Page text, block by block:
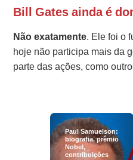
Bill Gates ainda é
Não exatamente. Ele foi o
hoje não participa mais da
parte das ações, como
Paul Samuelson:
biografia, prêmio
Nobel,
contribuições